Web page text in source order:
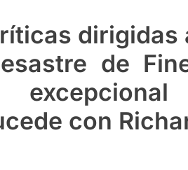
dirigidas
de
con